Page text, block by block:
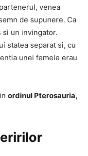
venea
de supunere. Ca
un invingator.
statea separat si, cu
unei femele erau
ordinul Pterosauria,